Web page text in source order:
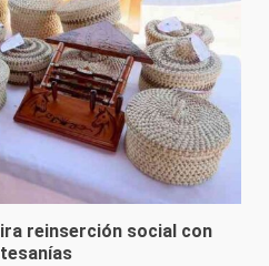
reinserción social con